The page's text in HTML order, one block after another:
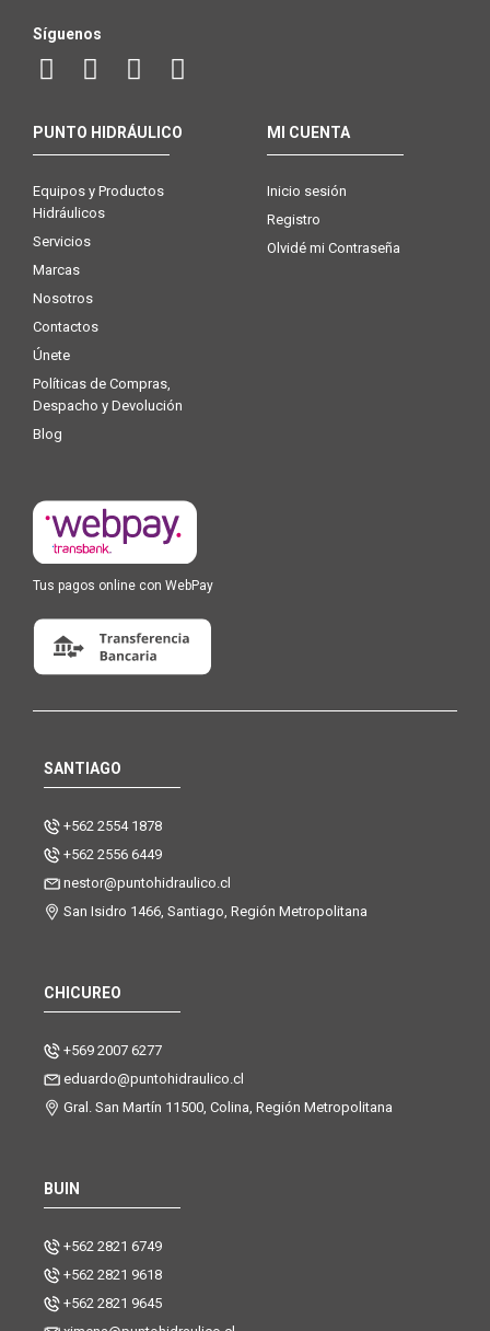
Síguenos
PUNTO HIDRÁULICO
Equipos y Productos
Hidráulicos
Servicios
Marcas
Nosotros
Contactos
Únete
Políticas de Compras,
Despacho y Devolución
Blog
MI CUENTA
Inicio sesión
Registro
Olvidé mi Contraseña
Tus pagos online con WebPay
SANTIAGO
+562 2554 1878
+562 2556 6449
nestor@puntohidraulico.cl
San Isidro 1466, Santiago, Región Metropolitana
CHICUREO
+569 2007 6277
eduardo@puntohidraulico.cl
Gral. San Martín 11500, Colina, Región Metropolitana
BUIN
+562 2821 6749
+562 2821 9618
+562 2821 9645